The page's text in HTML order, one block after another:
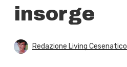
insorge
Redazione Living Cesenatico